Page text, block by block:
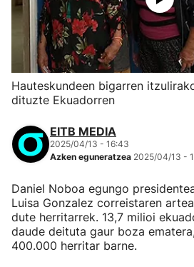
Hauteskundeen bigarren
dituzte Ekuadorren
EITB MEDIA
2025/04/13 - 16:43
Azken eguneratzea 2025/04/13 -
Daniel Noboa egungo
Luisa Gonzalez correistaren
dute herritarrek. 13,7 milioi
daude deituta gaur boza
400.000 herritar barne.